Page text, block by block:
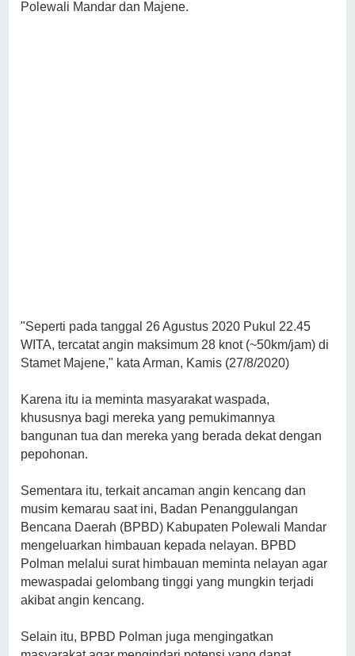
Polewali Mandar dan Majene.
"Seperti pada tanggal 26 Agustus 2020 Pukul 22.45
WITA, tercatat angin maksimum 28 knot (~50km/jam) di
Stamet Majene," kata Arman, Kamis (27/8/2020)
Karena itu ia meminta masyarakat waspada,
khususnya bagi mereka yang pemukimannya
bangunan tua dan mereka yang berada dekat dengan
pepohonan.
Sementara itu, terkait ancaman angin kencang dan
musim kemarau saat ini, Badan Penanggulangan
Bencana Daerah (BPBD) Kabupaten Polewali Mandar
mengeluarkan himbauan kepada nelayan. BPBD
Polman melalui surat himbauan meminta nelayan agar
mewaspadai gelombang tinggi yang mungkin terjadi
akibat angin kencang.
Selain itu, BPBD Polman juga mengingatkan